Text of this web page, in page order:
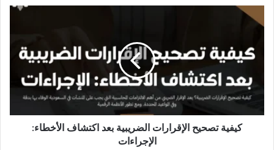
تصحيح
الضريبية
بعد
اكتشاف
الأخطاء:
الإجراءات
كيفية تصحيح الإقرارات الضريبية بعد اكتشاف الأخطاء:
الإجراءات